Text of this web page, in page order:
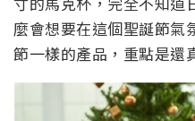
麼會想要在這個聖誕節氣
節一樣的產品，重點是還